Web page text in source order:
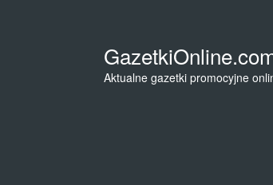
Aktualne gazetki promocyjne